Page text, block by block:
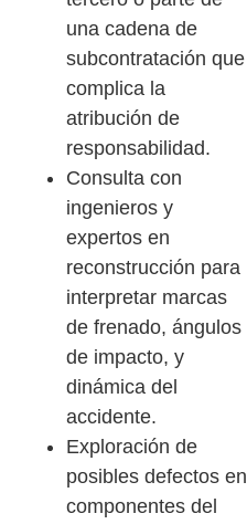
una cadena de
subcontratación que
complica la
atribución de
responsabilidad.
Consulta con
ingenieros y
expertos en
reconstrucción para
interpretar marcas
de frenado, ángulos
de impacto, y
dinámica del
accidente.
Exploración de
posibles defectos en
componentes del